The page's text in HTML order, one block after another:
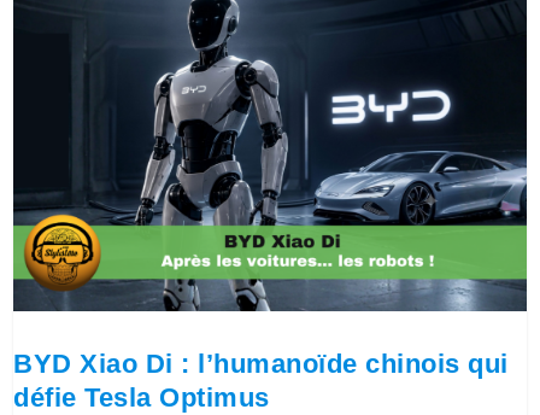
BYD Xiao Di : l’humanoïde chinois qui
défie Tesla Optimus